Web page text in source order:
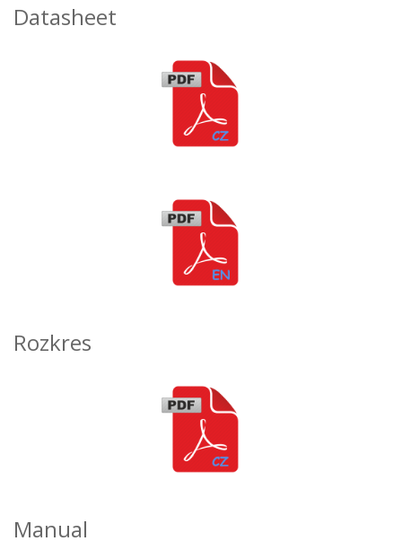
Datasheet
Rozkres
Manual